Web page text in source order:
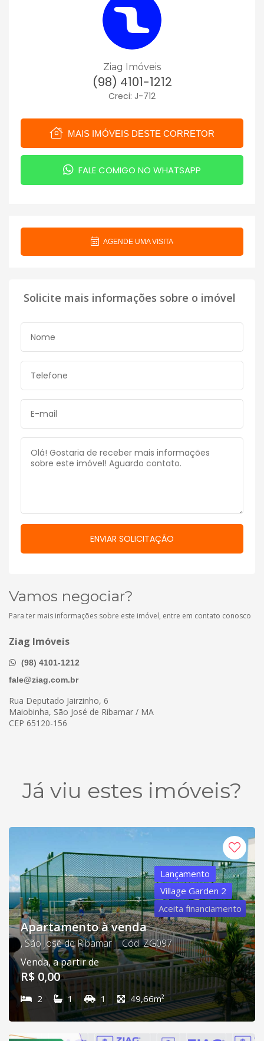
Ziag Imóveis
(98) 4101-1212
Creci: J-712
MAIS IMÓVEIS DESTE CORRETOR
FALE COMIGO NO WHATSAPP
AGENDE UMA VISITA
Solicite mais informações sobre o imóvel
Vamos negociar?
Para ter mais informações sobre este imóvel, entre em contato conosco
Ziag Imóveis
(98) 4101-1212
fale@ziag.com.br
Rua Deputado Jairzinho, 6
Maiobinha, São José de Ribamar / MA
CEP 65120-156
Já viu estes imóveis?
Lançamento
Village Garden 2
Aceita financiamento
Apartamento à venda
, São José de Ribamar | Cód. ZG097
Venda, a partir de
R$ 0,00
2 1 1 49,66m²